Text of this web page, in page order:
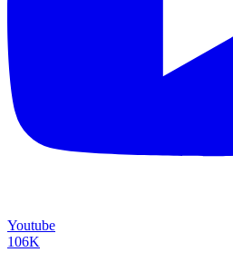
Youtube
106K